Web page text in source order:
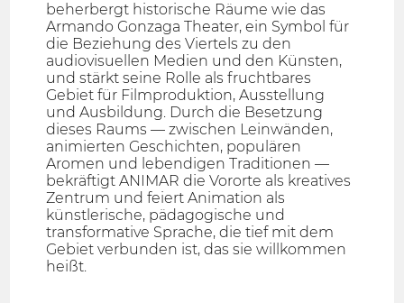
beherbergt historische Räume wie das
Armando Gonzaga Theater, ein Symbol für
die Beziehung des Viertels zu den
audiovisuellen Medien und den Künsten,
und stärkt seine Rolle als fruchtbares
Gebiet für Filmproduktion, Ausstellung
und Ausbildung. Durch die Besetzung
dieses Raums — zwischen Leinwänden,
animierten Geschichten, populären
Aromen und lebendigen Traditionen —
bekräftigt ANIMAR die Vororte als kreatives
Zentrum und feiert Animation als
künstlerische, pädagogische und
transformative Sprache, die tief mit dem
Gebiet verbunden ist, das sie willkommen
heißt.